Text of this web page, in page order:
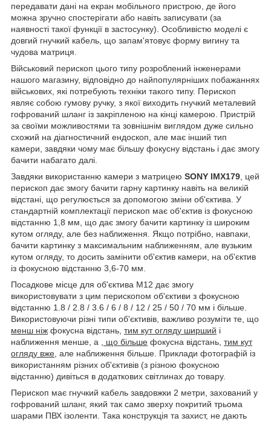
передавати дані на екран мобільного пристрою, де його
можна зручно спостерігати або навіть записувати (за
наявності такої функції в застосунку). Особливістю моделі є
довгий гнучкий кабель, що запам'ятовує форму вигину та
чудова матриця.
Військовий перископ цього типу розроблений інженерами
нашого магазину, відповідно до найпопулярніших побажаннях
військових, які потребують техніки такого типу. Перископ
являє собою гумову ручку, з якої виходить гнучкий металевий
гофрований шланг із закріпленою на кінці камерою. Пристрій
за своїми можливостями та зовнішнім виглядом дуже сильно
схожий на діагностичний ендоскоп, але має інший тип
камери, завдяки чому має більшу фокусну відстань і дає змогу
бачити набагато далі.
Завдяки використанню камери з матрицею SONY IMX179 , цей
перископ дає змогу бачити гарну картинку навіть на великій
відстані, що регулюється за допомогою зміни об'єктива. У
стандартній комплектації перископ має об'єктив із фокусною
відстанню 1,8 мм, що дає змогу бачити картинку із широким
кутом огляду, але без наближення. Якщо потрібно, навпаки,
бачити картинку з максимальним наближенням, але вузьким
кутом огляду, то досить замінити об'єктив камери, на об'єктив
із фокусною відстанню 3,6-70 мм.
Посадкове місце для об'єктива М12 дає змогу
використовувати з цим перископом об'єктиви з фокусною
відстанню 1.8 / 2.8 / 3.6 / 6 / 8 / 12 / 25 / 50 / 70 мм і більше.
Використовуючи різні типи об'єктивів, важливо розуміти те, що
менш ніж фокусна відстань, тим кут огляду ширший і
наближення менше, а
, що більше фокусна відстань, тим кут
огляду вже , але наближення більше. Приклади фотографій із
використанням різних об'єктивів (з різною фокусною
відстанню) дивіться в додаткових світлинах до товару.
Перископ має гнучкий кабель завдовжки 2 метри, захований у
гофрований шланг, який так само зверху покритий трьома
шарами ПВХ ізоленти. Така конструкція та захист, не дають